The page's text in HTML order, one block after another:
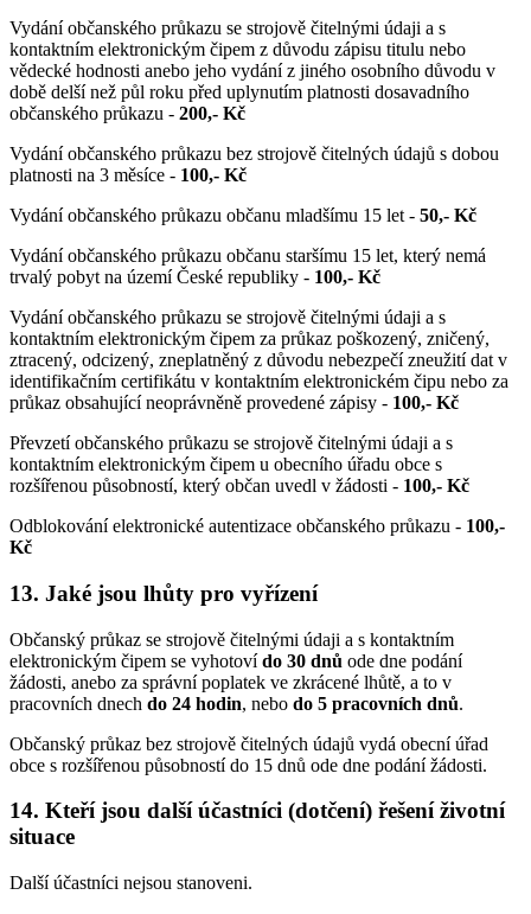
Vydání občanského průkazu se strojově čitelnými údaji a s
kontaktním elektronickým čipem z důvodu zápisu titulu nebo
vědecké hodnosti anebo jeho vydání z jiného osobního důvodu v
době delší než půl roku před uplynutím platnosti dosavadního
občanského průkazu - 200,- Kč
Vydání občanského průkazu bez strojově čitelných údajů s dobou
platnosti na 3 měsíce - 100,- Kč
Vydání občanského průkazu občanu mladšímu 15 let - 50,- Kč
Vydání občanského průkazu občanu staršímu 15 let, který nemá
trvalý pobyt na území České republiky - 100,- Kč
Vydání občanského průkazu se strojově čitelnými údaji a s
kontaktním elektronickým čipem za průkaz poškozený, zničený,
ztracený, odcizený, zneplatněný z důvodu nebezpečí zneužití dat v
identifikačním certifikátu v kontaktním elektronickém čipu nebo za
průkaz obsahující neoprávněně provedené zápisy - 100,- Kč
Převzetí občanského průkazu se strojově čitelnými údaji a s
kontaktním elektronickým čipem u obecního úřadu obce s
rozšířenou působností, který občan uvedl v žádosti - 100,- Kč
Odblokování elektronické autentizace občanského průkazu - 100,-
Kč
13. Jaké jsou lhůty pro vyřízení
Občanský průkaz se strojově čitelnými údaji a s kontaktním
elektronickým čipem se vyhotovído 30 dnů ode dne podání
žádosti, anebo za správní poplatek ve zkrácené lhůtě, a to v
pracovních dnech do 24 hodin, nebo do 5 pracovních dnů.
Občanský průkaz bez strojově čitelných údajů vydá obecní úřad
obce s rozšířenou působností do 15 dnů ode dne podání žádosti.
14. Kteří jsou další účastníci (dotčení) řešení životní
situace
Další účastníci nejsou stanoveni.